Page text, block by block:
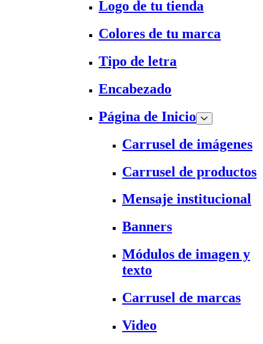
Logo de tu tienda
Colores de tu marca
Tipo de letra
Encabezado
Página de Inicio
Carrusel de imágenes
Carrusel de productos
Mensaje institucional
Banners
Módulos de imagen y
texto
Carrusel de marcas
Video